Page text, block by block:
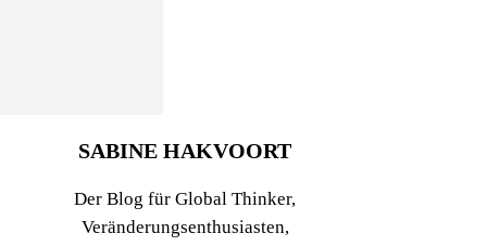
SABINE HAKVOORT
Der Blog für Global Thinker,
Veränderungsenthusiasten,